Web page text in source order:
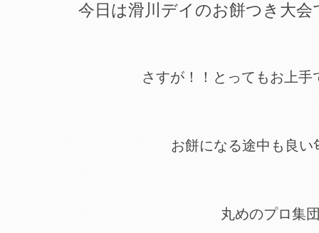
今日は滑川デイのお餅つき大会
さすが！！とってもお上手
お餅になる途中も良い
丸めのプロ集